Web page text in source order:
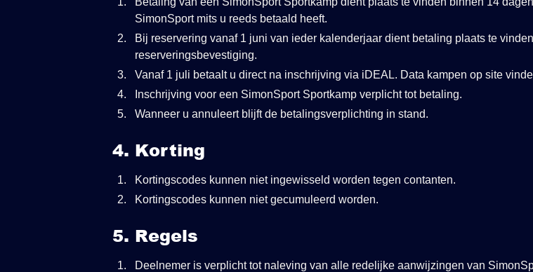
SimonSport mits u reeds betaald heeft.
Bij reservering vanaf 1 juni van ieder kalenderjaar dient betaling plaats te
reserveringsbevestiging.
Vanaf 1 juli betaalt u direct na inschrijving via iDEAL. Data kampen op site
Inschrijving voor een SimonSport Sportkamp verplicht tot betaling.
Wanneer u annuleert blijft de betalingsverplichting in stand.
4. Korting
Kortingscodes kunnen niet ingewisseld worden tegen contanten.
Kortingscodes kunnen niet gecumuleerd worden.
5. Regels
Deelnemer is verplicht tot naleving van alle redelijke aanwijzingen van